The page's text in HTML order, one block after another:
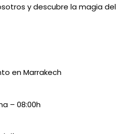
y descubre la magia del
en Marrakech
– 08:00h